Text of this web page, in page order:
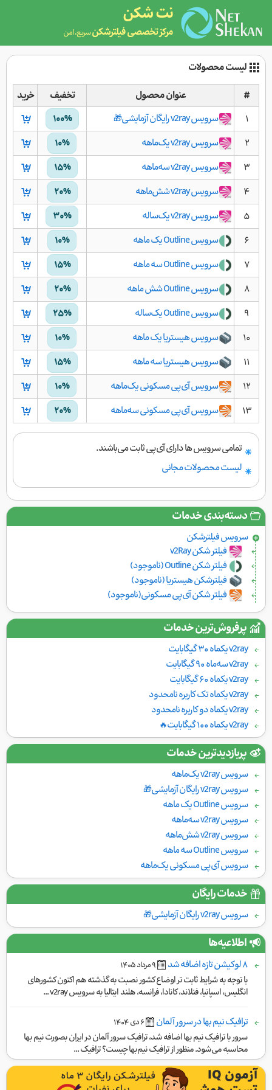
نت شکن
مرکز تخصصی فیلترشکنسریع، امن
لیست محصولات
#
عنوان محصول تخفیف
خرید
۱
سرویس v2ray رایگان آزمایشی🎁
۱۰۰%
۲
سرویس v2ray یک‌ماهه
۱۰%
۳
سرویس v2ray سه‌ماهه
۱۵%
۴
سرویس v2ray شش‌ماهه
۲۰%
۵
سرویس v2ray یک‌ساله
۳۰%
۶
سرویس Outline یک ماهه
۱۰%
۷
سرویس Outline سه ماهه
۱۵%
۸
سرویس Outline شش ماهه
۲۰%
۹
سرویس Outline یک‌ساله
۲۵%
۱۰
سرویس هیستریا یک ماهه
۱۰%
۱۱
سرویس هیستریا سه ماهه
۱۵%
۱۲
سرویس آی‌پی مسکونی یک‌ماهه
۱۰%
۱۳
سرویس آی‌پی مسکونی سه‌ماهه ۲۰%
تمامی سرویس ها دارای آی‌پی ثابت می‌باشند.
لیست محصولات مجانی
دسته‌بندی خدمات
سرویس فیلتر‌شکن
فیلتر شکن v2Ray
فیلتر شکن Outline (ناموجود)
فیلترشکن هیستریا (ناموجود)
فیلتر شکن آی‌پی مسکونی(ناموجود)
پرفروش‌ترین خدمات
v2ray یکماه ۳۰ گیگابایت
v2ray سه‌ماه ۹۰ گیگابایت
v2ray یکماه ۶۰ گیگابایت
v2ray یکماه تک کاربره نامحدود
v2ray یکماه دو کاربره نامحدود
v2ray یکماه ۱۰۰ گیگابایت🔥
پربازدیدترین خدمات
سرویس v2ray یک‌ماهه
سرویس v2ray رایگان آزمایشی🎁
سرویس Outline یک ماهه
سرویس v2ray سه‌ماهه
سرویس v2ray شش‌ماهه
سرویس Outline سه ماهه
سرویس آی‌پی مسکونی یک‌ماهه
خدمات رایگان
سرویس v2ray رایگان آزمایشی🎁
اطلاعیه‌ها
۸ لوکیشن تازه اضافه شد ٩ مرداد ١۴۰۵
با توجه به شرایط ثابت تر اوضاع کشور نصبت به گذشته هم اکنون کشورهای
انگلیس، اسپانیا، فنلاند، کانادا، فرانسه، هلند ایتالیا به سرویس v2ray ...
ترافیک نیم بها در سرور آلمان ۶ دی ١۴۰۴
سرور با ترافیک نیم بها اضافه شد، ترافیک سرور آلمان در ایران بصورت نیم بها
محاسبه می‌شود. منظور از ترافیک نیم‌بها چیست؟ ترافیک ...